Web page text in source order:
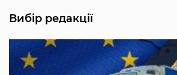
Вибір редакції